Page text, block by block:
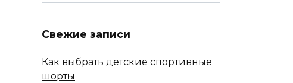
Свежие записи
Как выбрать детские спортивные
шорты